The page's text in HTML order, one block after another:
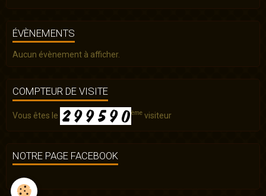
ÉVÈNEMENTS
Aucun évènement à afficher.
COMPTEUR DE VISITE
Vous êtes le ème visiteur
NOTRE PAGE FACEBOOK